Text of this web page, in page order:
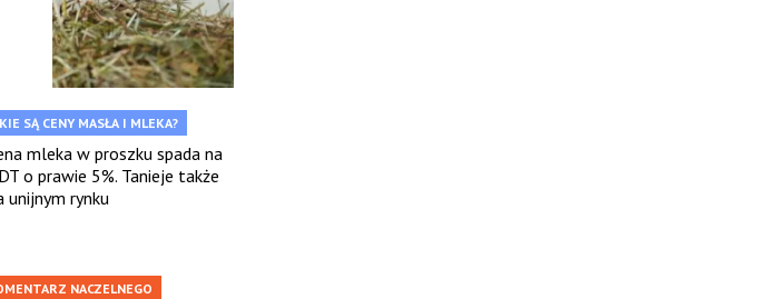
SĄ CENY MASŁA I MLEKA?
mleka w proszku spada na
o prawie 5%. Tanieje także
unijnym rynku
NACZELNEGO